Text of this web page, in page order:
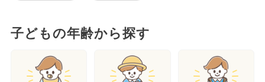
子どもの年齢から探す